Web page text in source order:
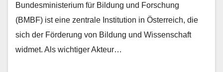
Bundesministerium für Bildung und Forschung
(BMBF) ist eine zentrale Institution in Österreich, die
sich der Förderung von Bildung und Wissenschaft
widmet. Als wichtiger Akteur…